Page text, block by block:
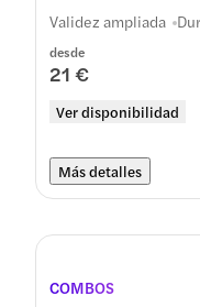
desde
21 €
Ver disponibilidad
Validez ampliada
Más detalles
COMBOS